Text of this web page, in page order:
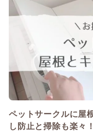
ペットサークルに屋
し防止と掃除も楽々！